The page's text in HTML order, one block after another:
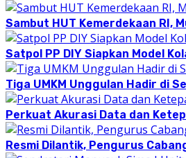
Sambut HUT Kemerdekaan RI,
Satpol PP DIY Siapkan Model
Tiga UMKM Unggulan Hadir di
Perkuat Akurasi Data dan
Resmi Dilantik, Pengurus